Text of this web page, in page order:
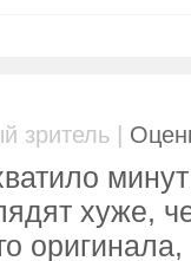
зритель |
хуже,